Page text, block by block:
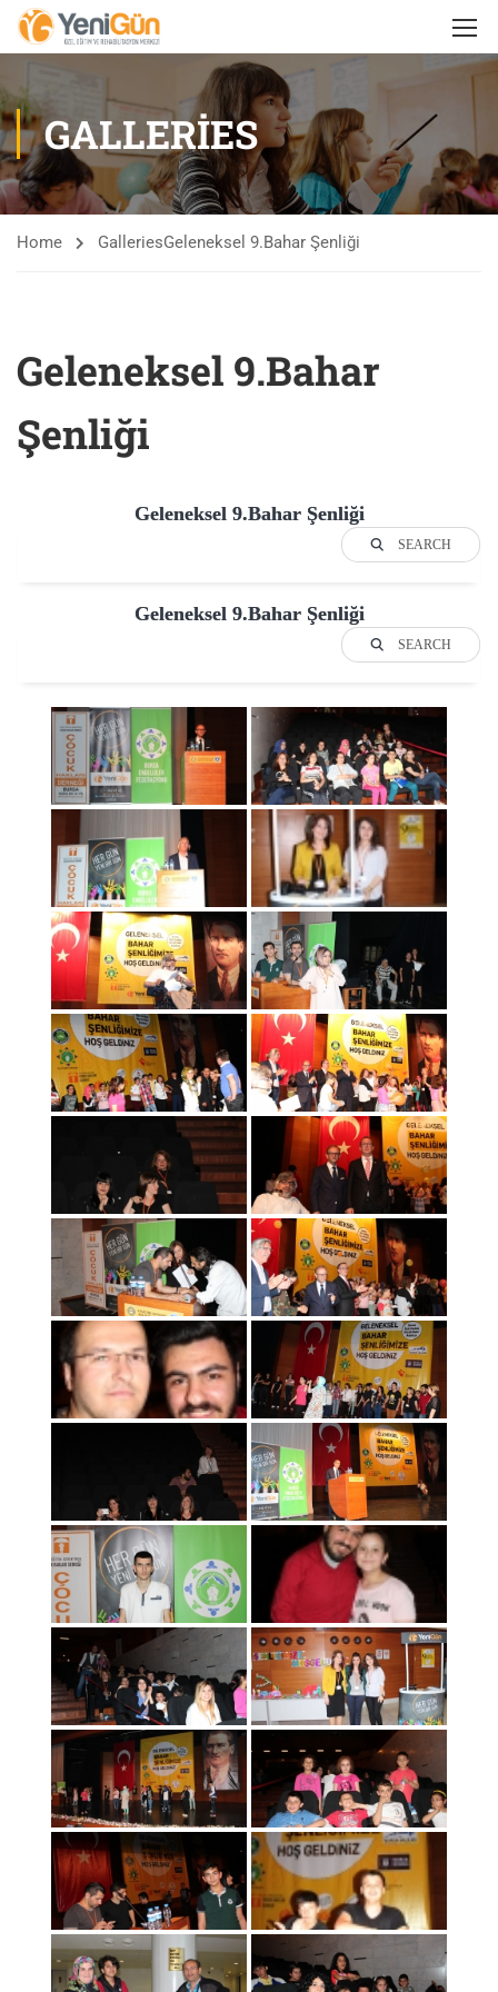
GALLERIES
Home GalleriesGeleneksel 9.Bahar Şenliği
Geleneksel 9.Bahar
Şenliği
Geleneksel 9.Bahar Şenliği
SEARCH
Geleneksel 9.Bahar Şenliği
SEARCH